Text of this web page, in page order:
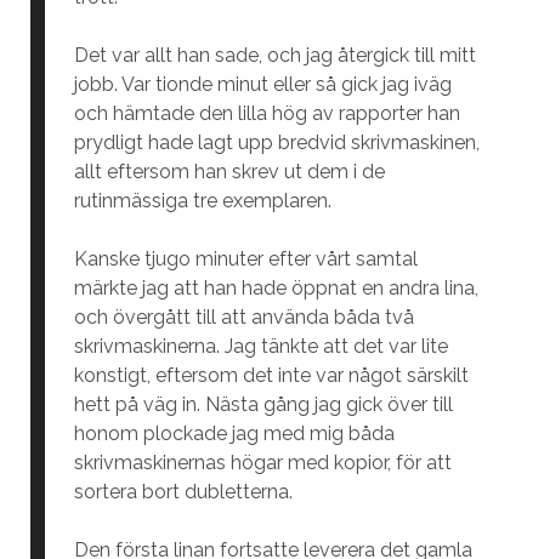
Det var allt han sade, och jag återgick till mitt
jobb. Var tionde minut eller så gick jag iväg
och hämtade den lilla hög av rapporter han
prydligt hade lagt upp bredvid skrivmaskinen,
allt eftersom han skrev ut dem i de
rutinmässiga tre exemplaren.
Kanske tjugo minuter efter vårt samtal
märkte jag att han hade öppnat en andra lina,
och övergått till att använda båda två
skrivmaskinerna. Jag tänkte att det var lite
konstigt, eftersom det inte var något särskilt
hett på väg in. Nästa gång jag gick över till
honom plockade jag med mig båda
skrivmaskinernas högar med kopior, för att
sortera bort dubletterna.
Den första linan fortsatte leverera det gamla